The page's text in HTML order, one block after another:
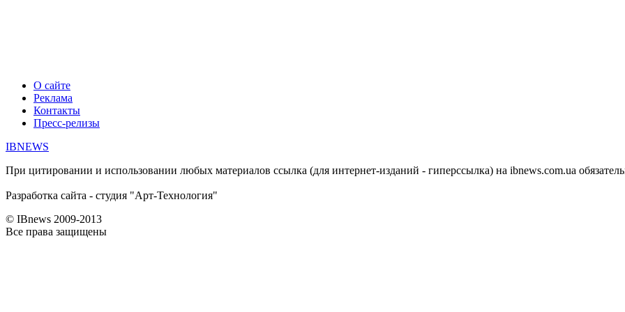
О сайте
Реклама
Контакты
Пресс-релизы
IBNEWS
При цитировании и использовании любых материалов ссылка (для интернет-изданий - гиперссылка) на ibnews.com.ua
Разработка сайта - студия "Арт-Технология"
© IBnews 2009-2013
Все права защищены